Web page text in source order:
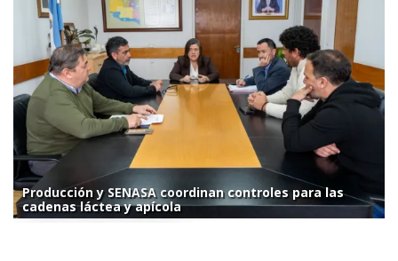
Producción y SENASA coordinan controles para las
cadenas láctea y apícola